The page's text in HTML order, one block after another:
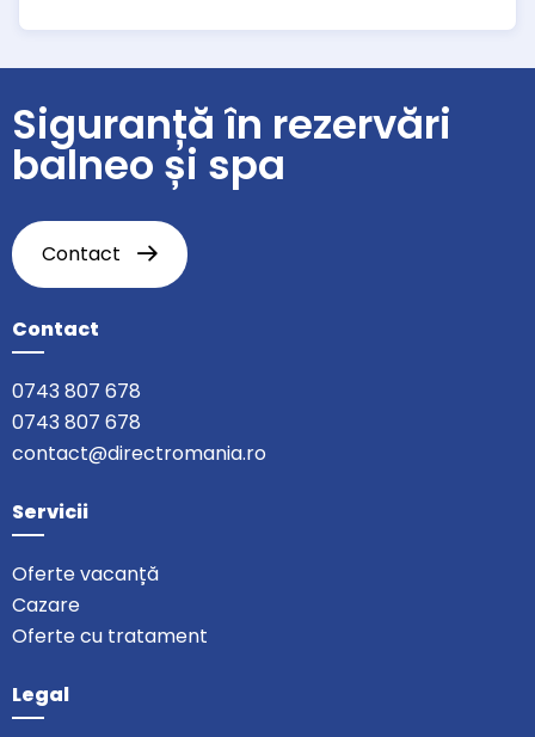
Siguranță în rezervări
balneo și spa
Contact
Contact
0743 807 678
0743 807 678
contact@directromania.ro
Servicii
Oferte vacanță
Cazare
Oferte cu tratament
Legal